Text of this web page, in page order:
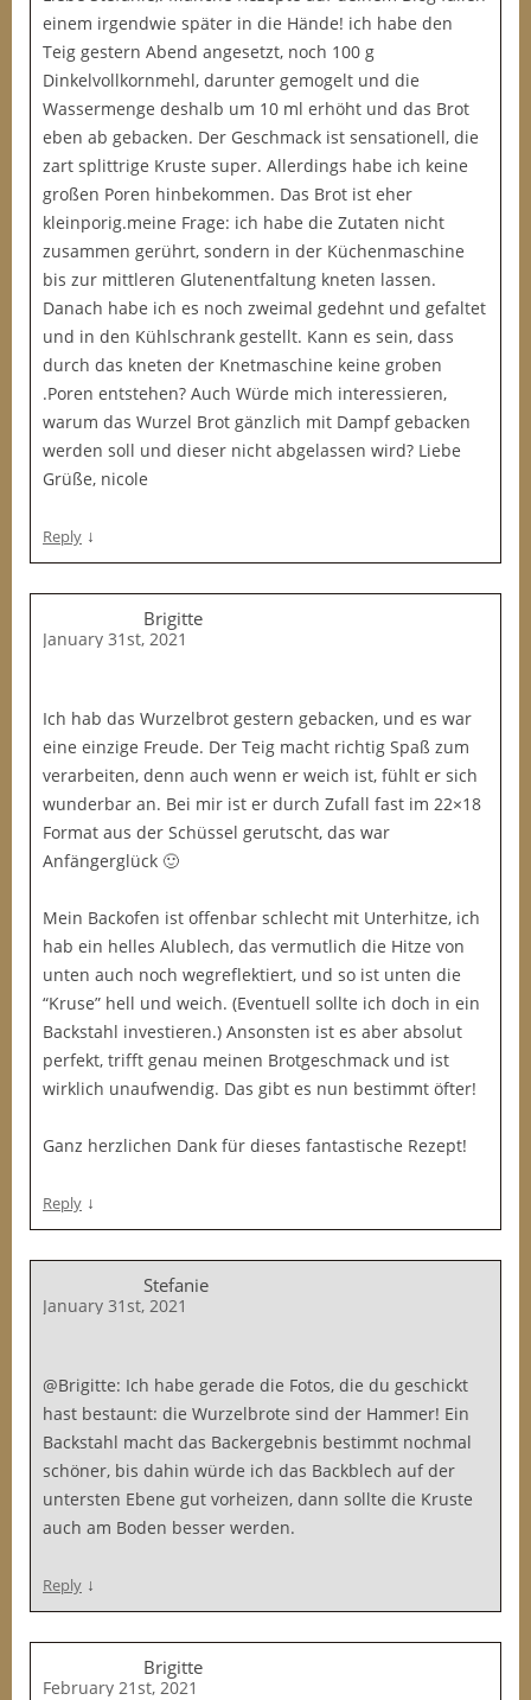
einem irgendwie später in die Hände! ich habe den
Teig gestern Abend angesetzt, noch 100 g
Dinkelvollkornmehl, darunter gemogelt und die
Wassermenge deshalb um 10 ml erhöht und das Brot
eben ab gebacken. Der Geschmack ist sensationell, die
zart splittrige Kruste super. Allerdings habe ich keine
großen Poren hinbekommen. Das Brot ist eher
kleinporig.meine Frage: ich habe die Zutaten nicht
zusammen gerührt, sondern in der Küchenmaschine
bis zur mittleren Glutenentfaltung kneten lassen.
Danach habe ich es noch zweimal gedehnt und gefaltet
und in den Kühlschrank gestellt. Kann es sein, dass
durch das kneten der Knetmaschine keine groben
.Poren entstehen? Auch Würde mich interessieren,
warum das Wurzel Brot gänzlich mit Dampf gebacken
werden soll und dieser nicht abgelassen wird? Liebe
Grüße, nicole
Reply ↓
Brigitte
January 31st, 2021
Ich hab das Wurzelbrot gestern gebacken, und es war
eine einzige Freude. Der Teig macht richtig Spaß zum
verarbeiten, denn auch wenn er weich ist, fühlt er sich
wunderbar an. Bei mir ist er durch Zufall fast im 22×18
Format aus der Schüssel gerutscht, das war
Anfängerglück 🙂
Mein Backofen ist offenbar schlecht mit Unterhitze, ich
hab ein helles Alublech, das vermutlich die Hitze von
unten auch noch wegreflektiert, und so ist unten die
“Kruse” hell und weich. (Eventuell sollte ich doch in ein
Backstahl investieren.) Ansonsten ist es aber absolut
perfekt, trifft genau meinen Brotgeschmack und ist
wirklich unaufwendig. Das gibt es nun bestimmt öfter!
Ganz herzlichen Dank für dieses fantastische Rezept!
Reply ↓
Stefanie
January 31st, 2021
@Brigitte: Ich habe gerade die Fotos, die du geschickt
hast bestaunt: die Wurzelbrote sind der Hammer! Ein
Backstahl macht das Backergebnis bestimmt nochmal
schöner, bis dahin würde ich das Backblech auf der
untersten Ebene gut vorheizen, dann sollte die Kruste
auch am Boden besser werden.
Reply ↓
Brigitte
February 21st, 2021